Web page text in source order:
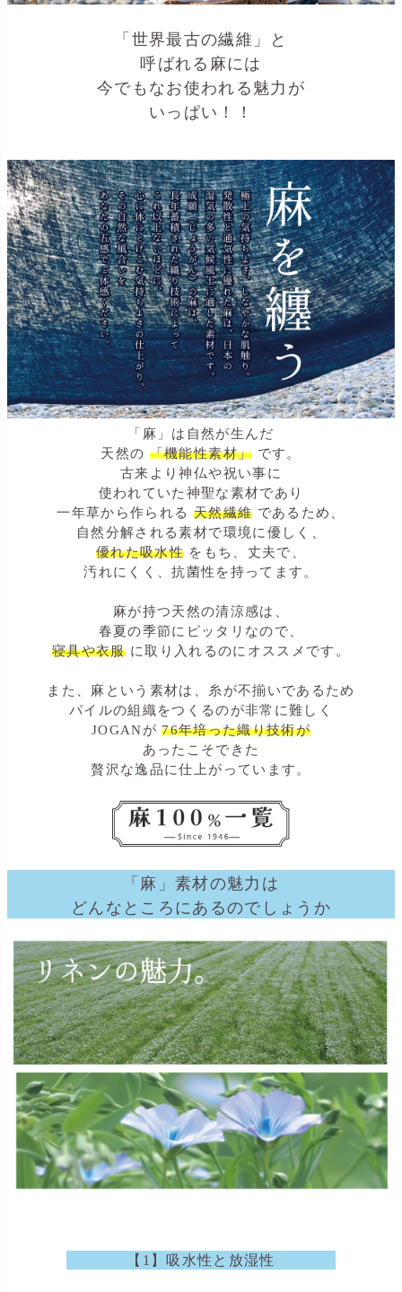
「世界最古の繊維」と
呼ばれる麻には
今でもなお使われる魅力が
いっぱい！！
「麻」は自然が生んだ
天然の 「機能性素材」 です。
古来より神仏や祝い事に
使われていた神聖な素材であり
一年草から作られる 天然繊維 であるため、
自然分解される素材で環境に優しく、
優れた吸水性 をもち、丈夫で、
汚れにくく、抗菌性を持ってます。
麻が持つ天然の清涼感は、
春夏の季節にピッタリなので、
寝具や衣服 に取り入れるのにオススメです。
また、麻という素材は、糸が不揃いであるため
パイルの組織をつくるのが非常に難しく
JOGANが 76年培った織り技術が
あったこそできた
贅沢な逸品に仕上がっています。
「麻」素材の魅力は
どんなところにあるのでしょうか
【1】吸水性と放湿性